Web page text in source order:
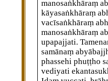
manosaṅkhāraṃ
kāyasaṅkhāraṃ
vacīsaṅkhāraṃ
manosaṅkhāraṃ
upapajjati.
samānaṃ
phassehi phuṭṭho
vediyati